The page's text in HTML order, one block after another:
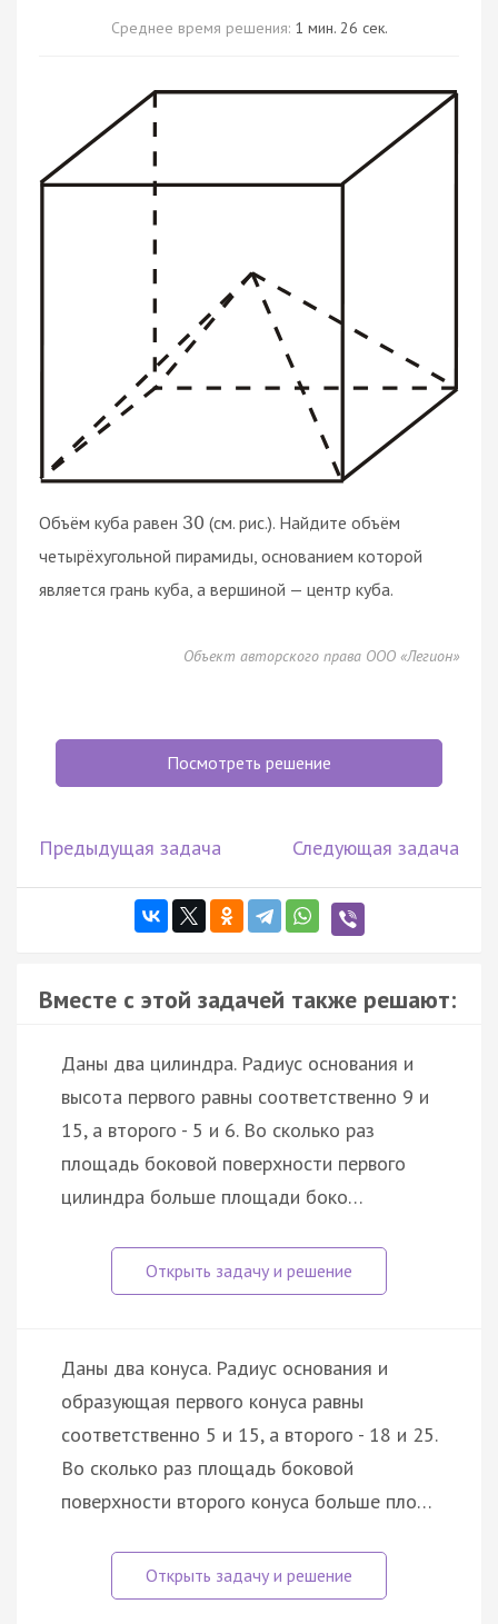
Среднее время решения: 1 мин. 26 сек.
Объём куба равен 30 (см. рис.). Найдите объём
четырёхугольной пирамиды, основанием которой
является грань куба, а вершиной — центр куба.
Объект авторского права ООО «Легион»
Посмотреть решение
Предыдущая задача Следующая задача
Вместе с этой задачей также решают:
Даны два цилиндра. Радиус основания и
высота первого равны соответственно 9 и
15, а второго - 5 и 6. Во сколько раз
площадь боковой поверхности первого
цилиндра больше площади боко…
Даны два конуса. Радиус основания и
образующая первого конуса равны
соответственно 5 и 15, а второго - 18 и 25.
Во сколько раз площадь боковой
поверхности второго конуса больше пло…